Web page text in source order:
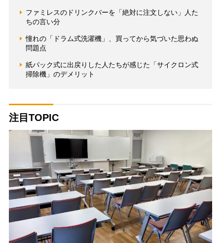
ファミレスのドリンクバーを「絶対に注文しない」人た
ちの言い分
憧れの「ドラム式洗濯機」、買ってから気づいた思わぬ
問題点
紙パック式に出戻りした人たちが感じた「サイクロン式
掃除機」のデメリット
注目TOPIC